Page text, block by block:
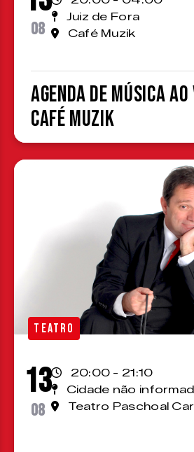
08
Juiz de Fora
Café Muzik
Agenda de Música ao
Café Muzik
TEATRO
13
08
20:00 - 21:10
Cidade não
Teatro Paschoal